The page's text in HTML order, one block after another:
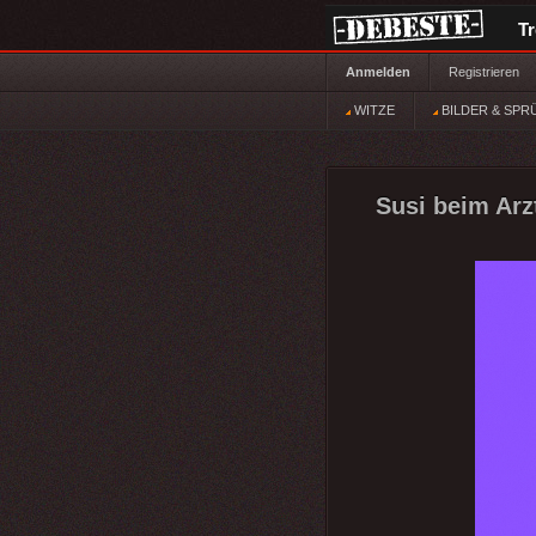
Anmelden Registrieren
WITZE BILDER &
Susi beim